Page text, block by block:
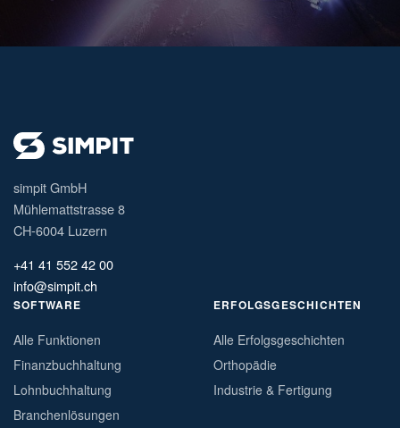
simpit GmbH
Mühlemattstrasse 8
CH-6004 Luzern
+41 41 552 42 00
info@simpit.ch
SOFTWARE
Alle Funktionen
Finanzbuchhaltung
Lohnbuchhaltung
Branchenlösungen
ERFOLGSGESCHICHTEN
Alle Erfolgsgeschichten
Orthopädie
Industrie & Fertigung